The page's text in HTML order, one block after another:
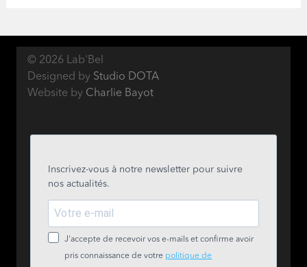
© 2026 Lab'Bel
Designed by Studio DOTA
Website by Charlie Bayot
Inscrivez-vous à notre newsletter pour suivre
nos actualités.
J'accepte de recevoir vos e-mails et confirme avoir
pris connaissance de votre politique de